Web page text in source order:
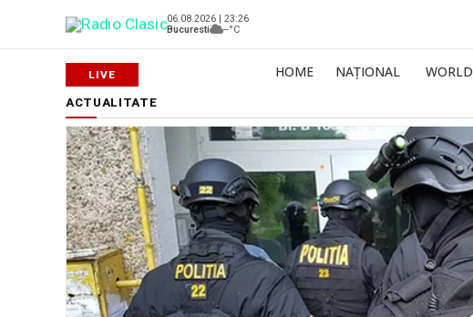
06.08.2026 | 23:26
Bucuresti
--°C
HOME NAȚIONAL WORLD
ACTUALITATE